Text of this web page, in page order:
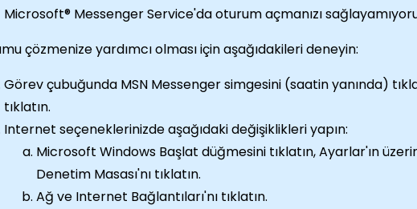
Microsoft® Messenger Service'da oturum açmanızı
çözmenize yardımcı olması için aşağıdakileri deneyin:
Görev çubuğunda MSN Messenger simgesini (saatin yanında)
tıklatın.
Internet seçeneklerinizde aşağıdaki değişiklikleri yapın:
Microsoft Windows Başlat düğmesini tıklatın, Ayarlar'ın
Denetim Masası'nı tıklatın.
Ağ ve Internet Bağlantıları'nı tıklatın.